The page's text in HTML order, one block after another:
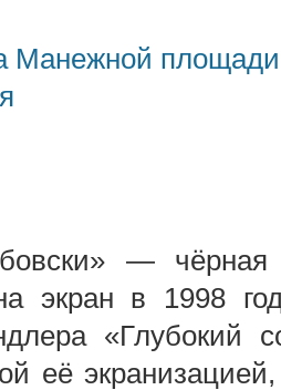
Манежной площади
— чёрная
экран в 1998
её